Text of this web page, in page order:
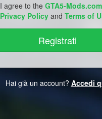
I agree to the GTA5-Mods.com
Privacy Policy and Terms of
Hai già un account? Accedi